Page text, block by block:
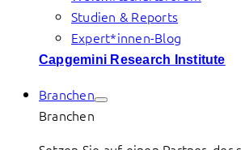
Studien & Reports
Expert*innen-Blog
Capgemini Research Institute
Branchen
Branchen